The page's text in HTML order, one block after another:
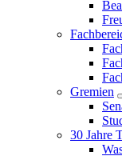
Gremien
30 Jahre